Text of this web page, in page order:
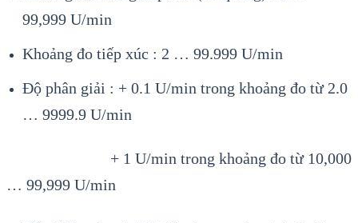
99,999 U/min
Khoảng đo tiếp xúc : 2 … 99.999 U/min
Độ phân giải : + 0.1 U/min trong khoảng đo từ 2.0
… 9999.9 U/min
+ 1 U/min trong khoảng đo từ 10,000
… 99,999 U/min